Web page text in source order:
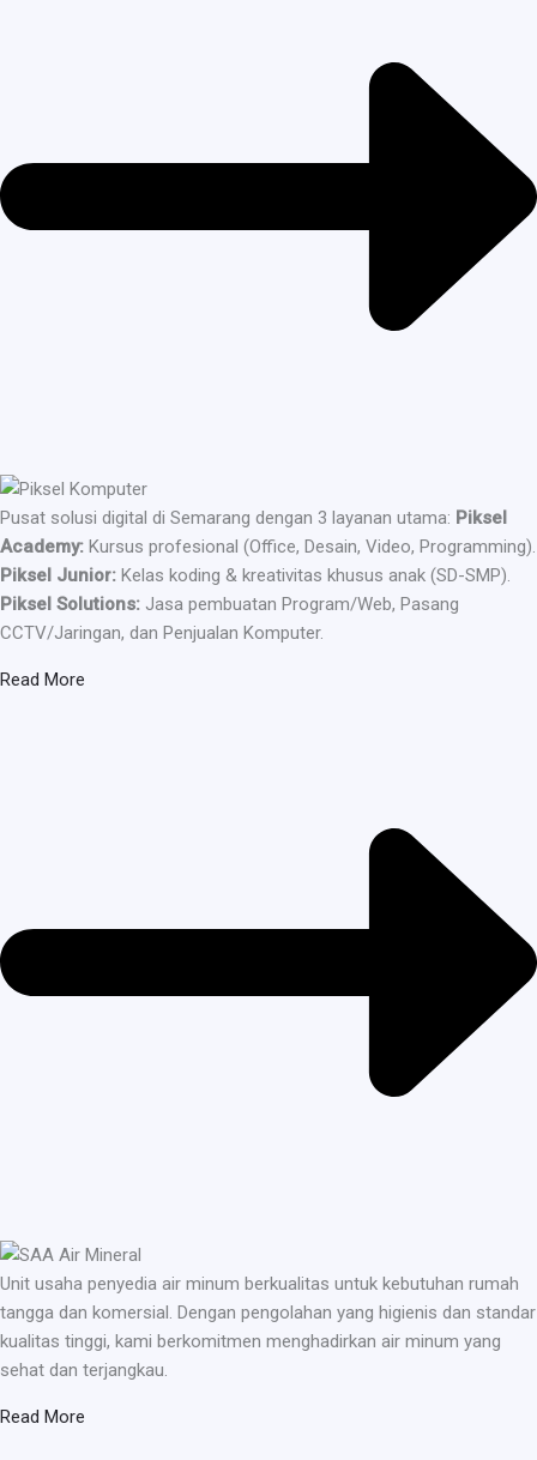
Pusat solusi digital di Semarang dengan 3 layanan utama: Piksel
Academy: Kursus profesional (Office, Desain, Video, Programming).
Piksel Junior: Kelas koding & kreativitas khusus anak (SD-SMP).
Piksel Solutions: Jasa pembuatan Program/Web, Pasang
CCTV/Jaringan, dan Penjualan Komputer.
Read More
Unit usaha penyedia air minum berkualitas untuk kebutuhan rumah
tangga dan komersial. Dengan pengolahan yang higienis dan standar
kualitas tinggi, kami berkomitmen menghadirkan air minum yang
sehat dan terjangkau.
Read More